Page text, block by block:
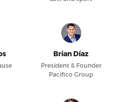
Brian Díaz
President & Founder
Pacifico Group